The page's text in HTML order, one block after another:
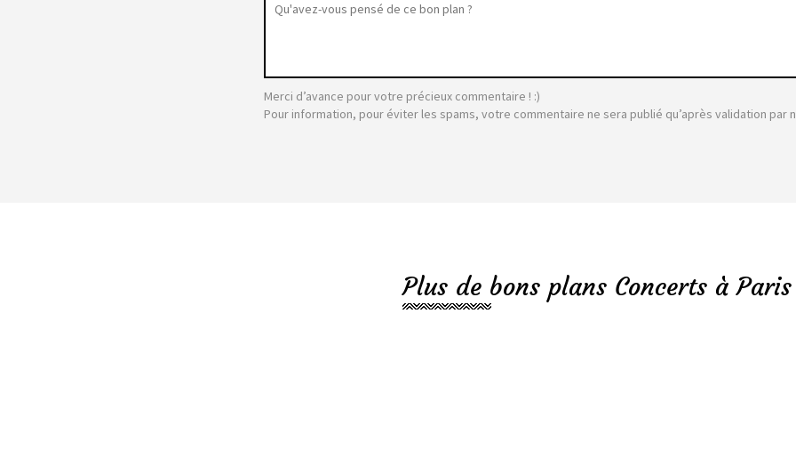
Merci d’avance pour votre précieux commentaire ! :)
Pour information, pour éviter les spams, votre commentaire ne sera publié qu’après validation par
Plus de bons plans Concerts à Paris